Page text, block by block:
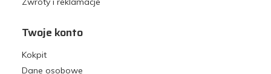
Twoje konto
Kokpit
Dane osobowe